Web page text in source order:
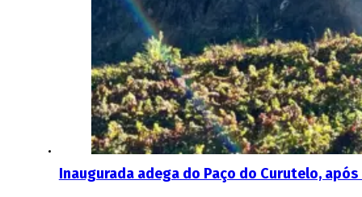
Inaugurada adega do Paço do Curutelo,